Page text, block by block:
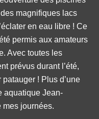
des magnifiques lacs
en eau libre ! Ce
permis aux amateurs
Avec toutes les
prévus durant l’été,
! Plus d’une
aquatique Jean-
mes journées.